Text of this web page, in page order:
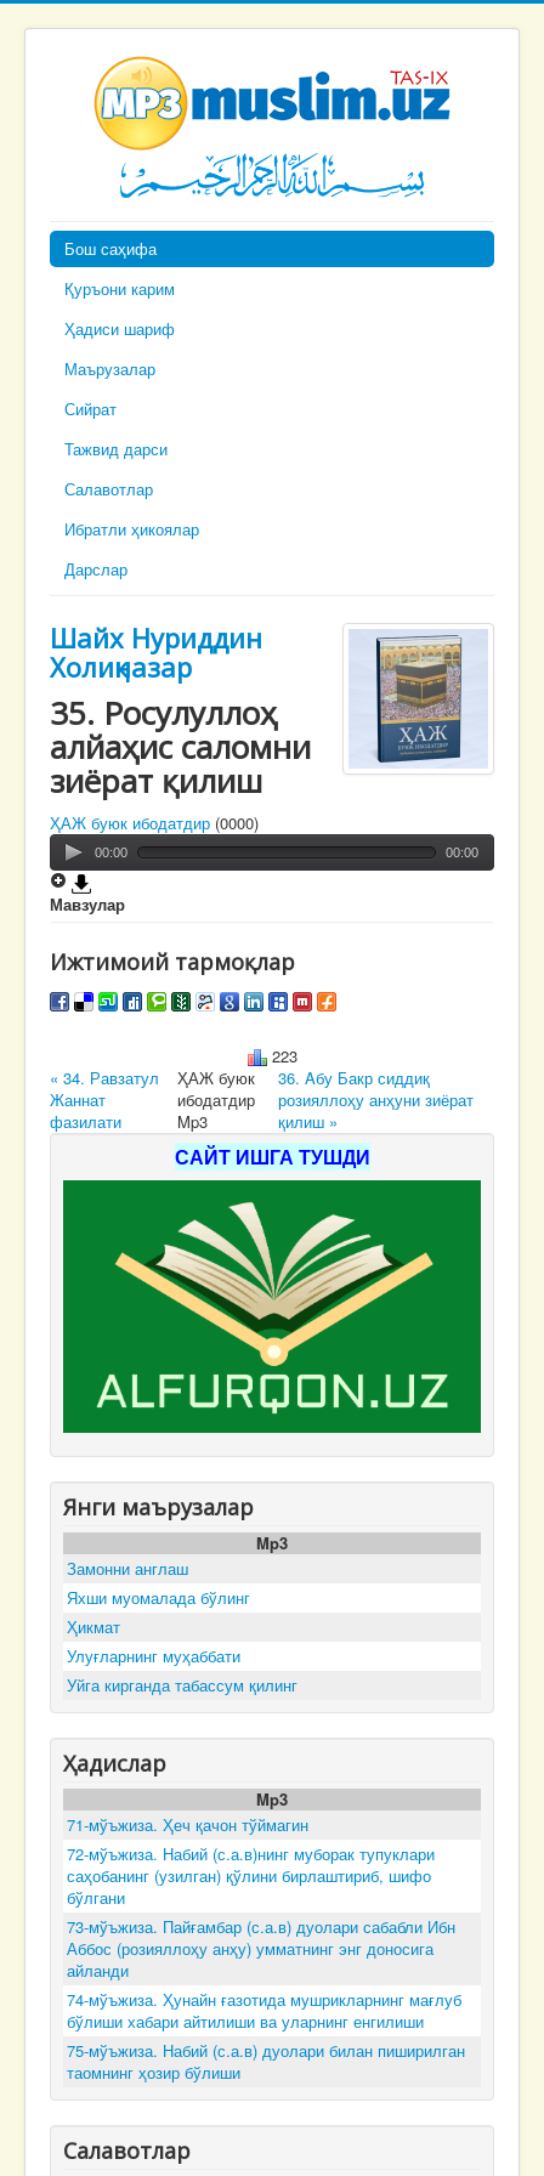
Бош саҳифа
Қуръони карим
Ҳадиси шариф
Маърузалар
Сийрат
Тажвид дарси
Салавотлар
Ибратли ҳикоялар
Дарслар
Шайх Нуриддин
Холиқназар
35. Росулуллоҳ
алйаҳис саломни
зиёрат қилиш
ҲАЖ буюк ибодатдир (0000)
00:00 00:00
Мавзулар
Ижтимоий тармоқлар
223
« 34. Равзатул
Жаннат
фазилати
ҲАЖ буюк
ибодатдир
Mp3
36. Aбу Бакр сиддиқ
розияллоҳу анҳуни зиёрат
қилиш »
САЙТ ИШГА ТУШДИ
Янги маърузалар
Mp3
Замонни англаш
Яхши муомалада бўлинг
Ҳикмат
Улуғларнинг муҳаббати
Уйга кирганда табассум қилинг
Ҳадислар
Mp3
71-мўъжиза. Ҳеч қачон тўймагин
72-мўъжиза. Набий (с.а.в)нинг муборак тупуклари
саҳобанинг (узилган) қўлини бирлаштириб, шифо
бўлгани
73-мўъжиза. Пайғамбар (с.а.в) дуолари сабабли Ибн
Аббос (розияллоҳу анҳу) умматнинг энг доносига
айланди
74-мўъжиза. Ҳунайн ғазотида мушрикларнинг мағлуб
бўлиши хабари айтилиши ва уларнинг енгилиши
75-мўъжиза. Набий (с.а.в) дуолари билан пиширилган
таомнинг ҳозир бўлиши
Салавотлар